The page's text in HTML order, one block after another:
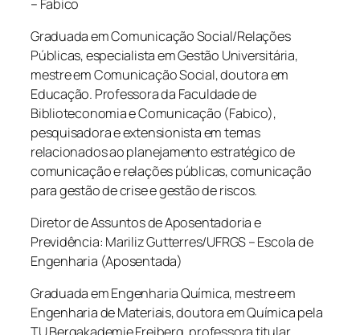
– Fabico
Graduada em Comunicação Social/Relações
Públicas, especialista em Gestão Universitária,
mestre em Comunicação Social, doutora em
Educação. Professora da Faculdade de
Biblioteconomia e Comunicação (Fabico),
pesquisadora e extensionista em temas
relacionados ao planejamento estratégico de
comunicação e relações públicas, comunicação
para gestão de crise e gestão de riscos.
Diretor de Assuntos de Aposentadoria e
Previdência: Mariliz Gutterres/UFRGS – Escola de
Engenharia (Aposentada)
Graduada em Engenharia Química, mestre em
Engenharia de Materiais, doutora em Química pela